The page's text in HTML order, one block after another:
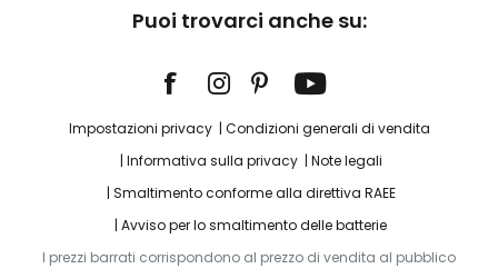
Puoi trovarci anche su:
Impostazioni privacy
Condizioni generali di vendita
Informativa sulla privacy
Note legali
Smaltimento conforme alla direttiva RAEE
Avviso per lo smaltimento delle batterie
I prezzi barrati corrispondono al prezzo di vendita al pubblico